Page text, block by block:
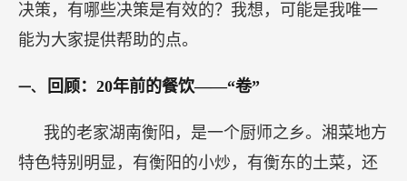
决策，有哪些决策是有效的？我想，可能是我唯一
能为大家提供帮助的点。
一、 回顾：20年前的餐饮——“卷”
我的老家湖南衡阳，是一个厨师之乡。湘菜地方
特色特别明显，有衡阳的小炒，有衡东的土菜，还